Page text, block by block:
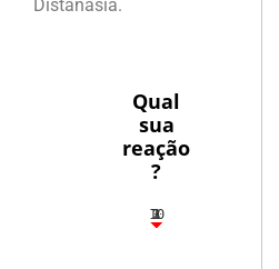
Distanásia.
Qual
sua
reação
?
3
1
1
2
10